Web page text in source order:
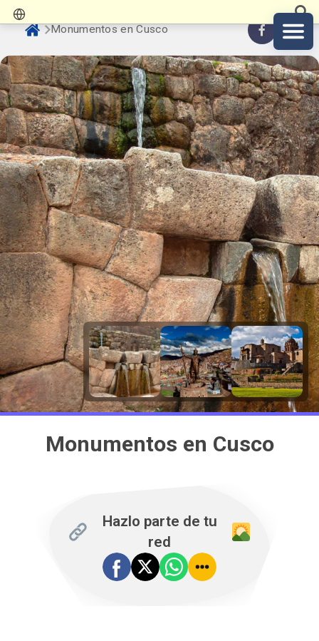
Monumentos en Cusco
Monumentos en Cusco
Hazlo parte de tu
red